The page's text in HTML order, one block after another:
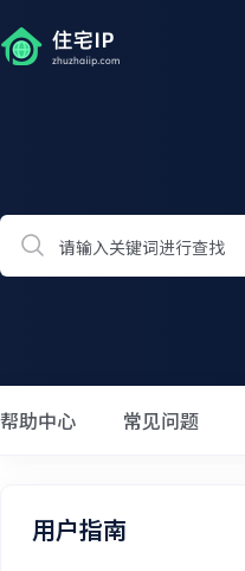
帮助中心 常见问题
用户指南